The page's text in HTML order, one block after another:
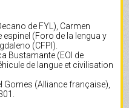
de FYL), Carmen
(Foro de la lengua y
(CFPI).
Bustamante (EOI de
de langue et civilisation
Gomes (Alliance française),